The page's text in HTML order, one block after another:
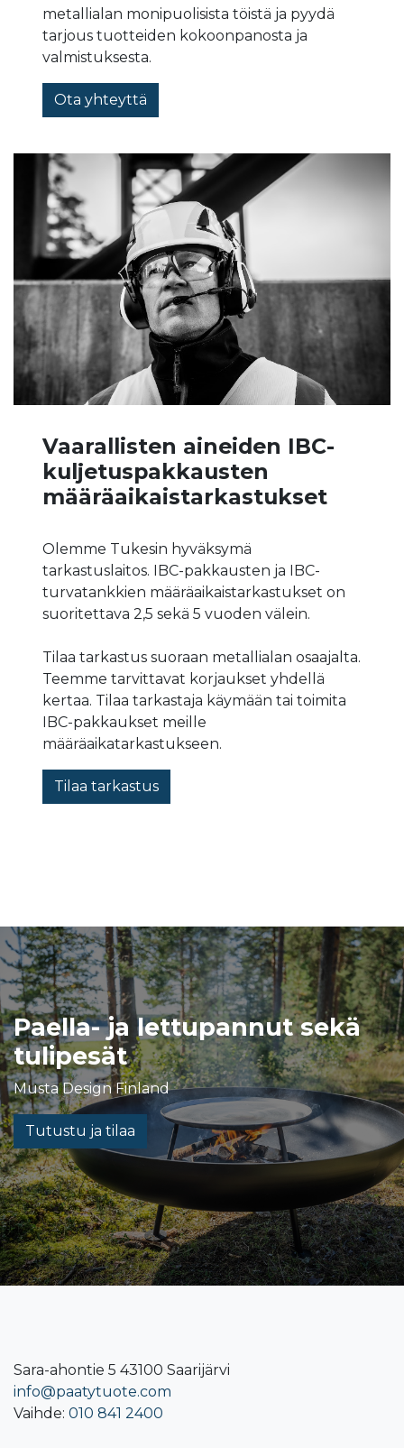
metallialan monipuolisista töistä ja pyydä
tarjous tuotteiden kokoonpanosta ja
valmistuksesta.
Ota yhteyttä
Vaarallisten aineiden IBC-
kuljetuspakkausten
määräaikaistarkastukset
Olemme Tukesin hyväksymä
tarkastuslaitos. IBC-pakkausten ja IBC-
turvatankkien määräaikaistarkastukset on
suoritettava 2,5 sekä 5 vuoden välein.
Tilaa tarkastus suoraan metallialan osaajalta.
Teemme tarvittavat korjaukset yhdellä
kertaa. Tilaa tarkastaja käymään tai toimita
IBC-pakkaukset meille
määräaikatarkastukseen.
Tilaa tarkastus
Paella- ja lettupannut sekä
tulipesät
Musta Design Finland
Tutustu ja tilaa
Sara-ahontie 5 43100 Saarijärvi
info@paatytuote.com
Vaihde: 010 841 2400​